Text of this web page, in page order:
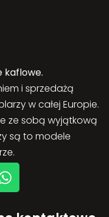
kaflowe.
i sprzedażą
w całej Europie.
ze sobą wyjątkową
są to modele